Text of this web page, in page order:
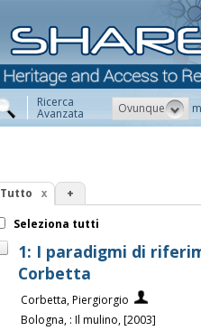
Ricerca
Avanzata Ovunque
Tutto +
Seleziona tutti
1: I paradigmi di
Corbetta
Corbetta, Piergiorgio
Bologna, : Il mulino, [2003]